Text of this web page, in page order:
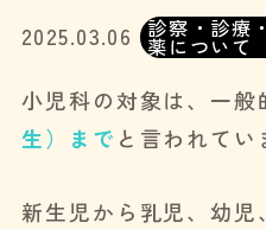
2025.03.06 診察・診療
薬について
小児科の対象は、一般
生）まで と言われてい
新生児から乳児、幼